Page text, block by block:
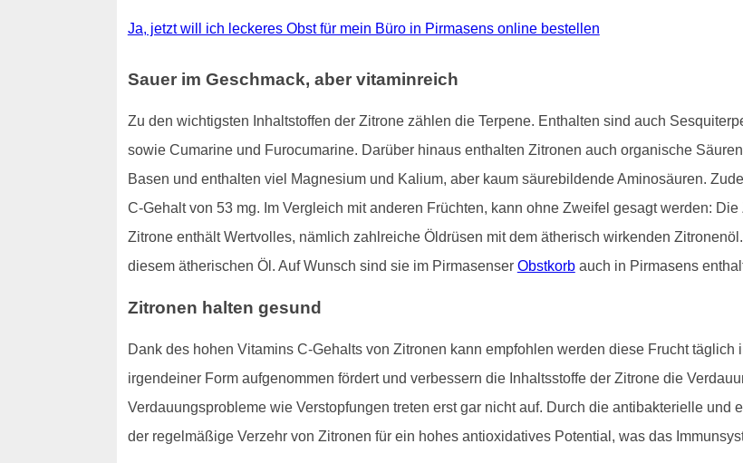
Ja, jetzt will ich leckeres Obst für mein Büro in Pirmasens online bestellen
Sauer im Geschmack, aber vitaminreich
Zu den wichtigsten Inhaltstoffen der Zitrone zählen die Terpene. Enthalten sind auch
sowie Cumarine und Furocumarine. Darüber hinaus enthalten Zitronen auch organische
Basen und enthalten viel Magnesium und Kalium, aber kaum säurebildende Aminosäuren.
C-Gehalt von 53 mg. Im Vergleich mit anderen Früchten, kann ohne Zweifel gesagt werden:
Zitrone enthält Wertvolles, nämlich zahlreiche Öldrüsen mit dem ätherisch wirkenden
diesem ätherischen Öl. Auf Wunsch sind sie im Pirmasenser Obstkorbauch in Pirmasens
Zitronen halten gesund
Dank des hohen Vitamins C-Gehalts von Zitronen kann empfohlen werden diese Frucht
irgendeiner Form aufgenommen fördert und verbessern die Inhaltsstoffe der Zitrone die
Verdauungsprobleme wie Verstopfungen treten erst gar nicht auf. Durch die antibakterielle und
der regelmäßige Verzehr von Zitronen für ein hohes antioxidatives Potential, was das